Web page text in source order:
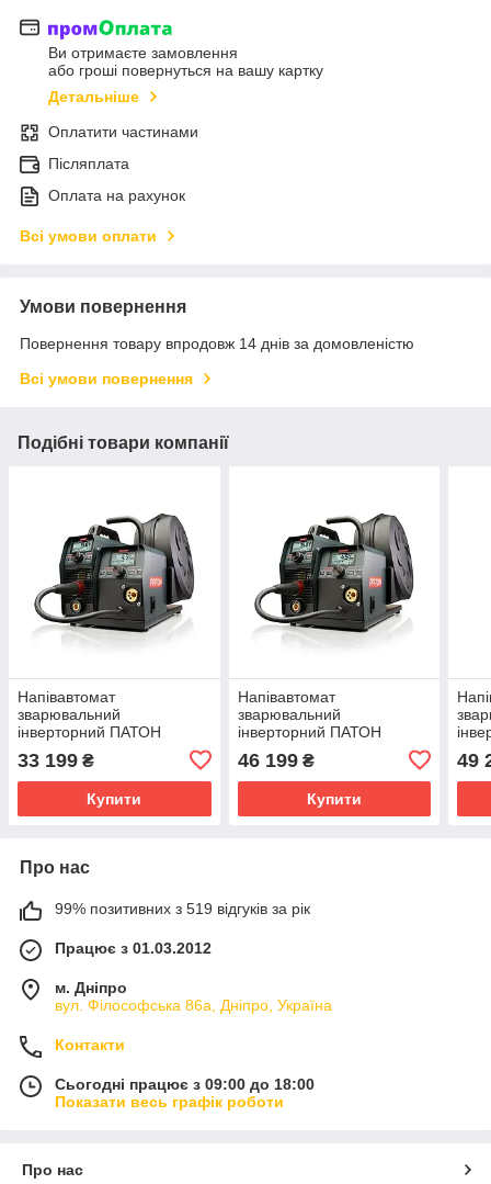
Ви отримаєте замовлення
або гроші повернуться на вашу картку
Детальніше
Оплатити частинами
Післяплата
Оплата на рахунок
Всі умови оплати
Умови повернення
Повернення товару впродовж 14 днів за домовленістю
Всі умови повернення
Подібні товари компанії
Напівавтомат
зварювальний
інверторний ПАТОН
(PATON™) ProMIG-200 DC
MMA/TIG/MIG/MAG (15-2)
33 199 ₴
Купити
Напівавтомат
зварювальний
інверторний ПАТОН
(PATON™) ProMIG-270-
400V DC
MMA/TIG/MIG/MAG (15-2)
46 199₴
Купити
49
Про нас
99% позитивних з 519 відгуків за рік
Працює з 01.03.2012
м. Дніпро
вул. Філософська 86а, Дніпро, Україна
Контакти
Сьогодні працює з 09:00 до 18:00
Показати весь графік роботи
Про нас